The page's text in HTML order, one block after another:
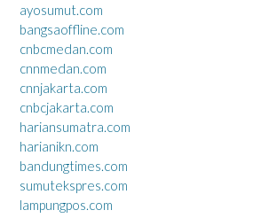
ayosumut.com
bangsaoffline.com
cnbcmedan.com
cnnmedan.com
cnnjakarta.com
cnbcjakarta.com
hariansumatra.com
harianikn.com
bandungtimes.com
sumutekspres.com
lampungpos.com